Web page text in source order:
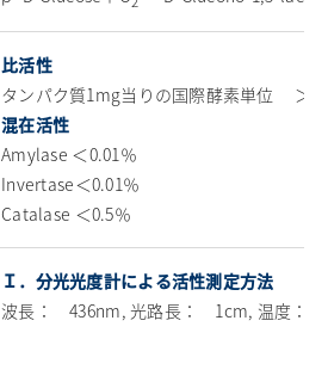
比活性
タンパク質1mg当りの国際酵素単位 ＞
混在活性
Amylase ＜0.01％
Invertase＜0.01％
Catalase ＜0.5％
Ｉ．分光光度計による活性測定方法
波長： 436nm, 光路長： 1cm, 温度：